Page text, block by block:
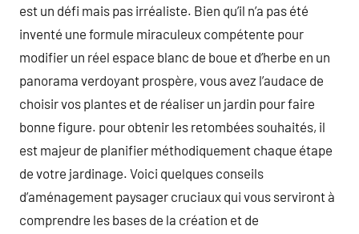
est un défi mais pas irréaliste. Bien qu’il n’a pas été
inventé une formule miraculeux compétente pour
modifier un réel espace blanc de boue et d’herbe en un
panorama verdoyant prospère, vous avez l’audace de
choisir vos plantes et de réaliser un jardin pour faire
bonne figure. pour obtenir les retombées souhaités, il
est majeur de planifier méthodiquement chaque étape
de votre jardinage. Voici quelques conseils
d’aménagement paysager cruciaux qui vous serviront à
comprendre les bases de la création et de